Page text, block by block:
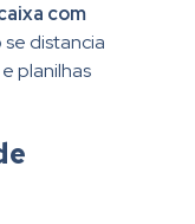
com
distancia
planilhas